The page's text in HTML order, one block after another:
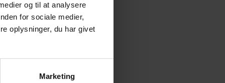
og til at analysere
for sociale medier,
oplysninger, du har givet
Marketing